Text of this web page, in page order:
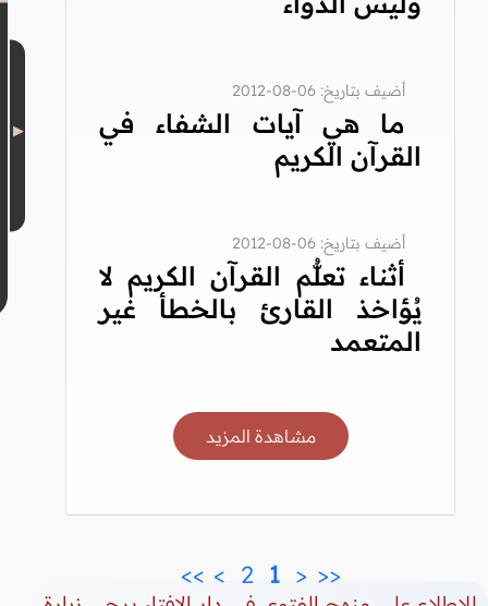
أضيف بتاريخ: 06-08-2012
ما هي آيات الشفاء في
القرآن الكريم
أضيف بتاريخ: 06-08-2012
أثناء تعلُّم القرآن الكريم لا
يُؤاخذ القارئ بالخطأ غير
المتعمد
مشاهدة المزيد
<<
<
1
2
>
>>